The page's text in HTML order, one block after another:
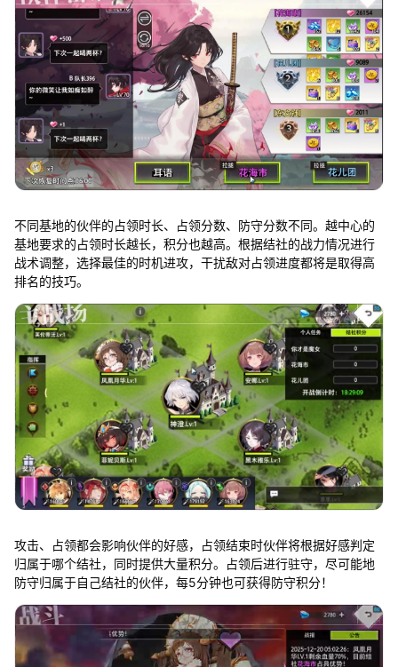
不同基地的伙伴的占领时长、占领分数、防守分数不同。越中心的
基地要求的占领时长越长，积分也越高。根据结社的战力情况进行
战术调整，选择最佳的时机进攻，干扰敌对占领进度都将是取得高
排名的技巧。
攻击、占领都会影响伙伴的好感，占领结束时伙伴将根据好感判定
归属于哪个结社，同时提供大量积分。占领后进行驻守，尽可能地
防守归属于自己结社的伙伴，每5分钟也可获得防守积分！